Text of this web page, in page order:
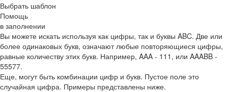
Выбрать шаблон
Помощь
в заполнении
Вы можете искать используя как цифры, так и буквы ABC. Две или
более одинаковых букв, означают любые повторяющиеся цифры,
равные количеству этих букв. Например, AAA - 111 , или AAABB -
55577.
Еще, могут быть комбинации цифр и букв. Пустое поле это
случайная цифра. Примеры представлены ниже.